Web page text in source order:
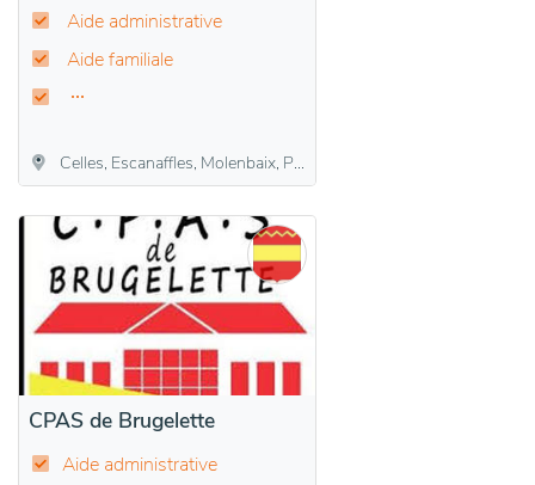
Aide administrative
Aide familiale
Celles, Escanaffles, Molenbaix, Popuelles, Pottes, Velaines
CPAS de Brugelette
Aide administrative